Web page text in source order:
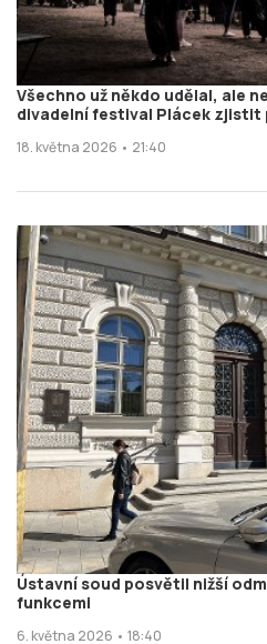
Všechno už někdo udělal, ale
divadelní festival Plácek zjistit
18. května 2026 • 21:40
Ústavní soud posvětil nižší
funkcemi
6. května 2026 • 18:40